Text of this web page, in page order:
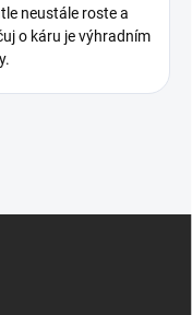
neustále roste a
o káru je výhradním